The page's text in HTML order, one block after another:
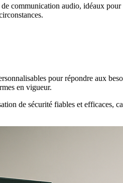
communication audio, idéaux
pour répondre aux
en vigueur.
de sécurité fiables et efficaces,